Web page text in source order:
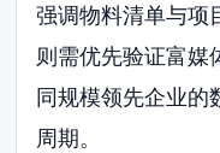
强调物料清单与项
则需优先验证富媒
同规模领先企业的
周期。